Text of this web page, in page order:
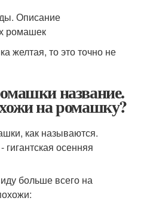
желтая, то это точно не
название.
на ромашку?
больше всего на